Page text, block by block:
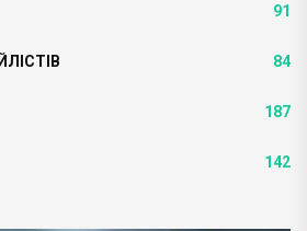
91
84
187
142